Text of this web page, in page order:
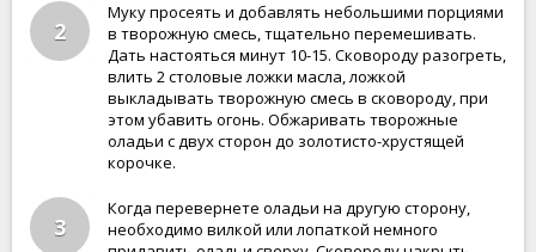
2
Муку просеять и добавлять небольшими порциями
в творожную смесь, тщательно перемешивать.
Дать настояться минут 10-15. Сковороду разогреть,
влить 2 столовые ложки масла, ложкой
выкладывать творожную смесь в сковороду, при
этом убавить огонь. Обжаривать творожные
оладьи с двух сторон до золотисто-хрустящей
корочке.
3
Когда перевернете оладьи на другую сторону,
необходимо вилкой или лопаткой немного